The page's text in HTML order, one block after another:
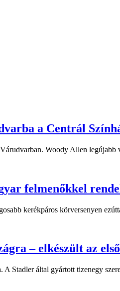
a Centrál
Woody Allen
felmenőkkel
kerékpáros körversenyen
– elkészült az
Stadler által gyártott tizenegy